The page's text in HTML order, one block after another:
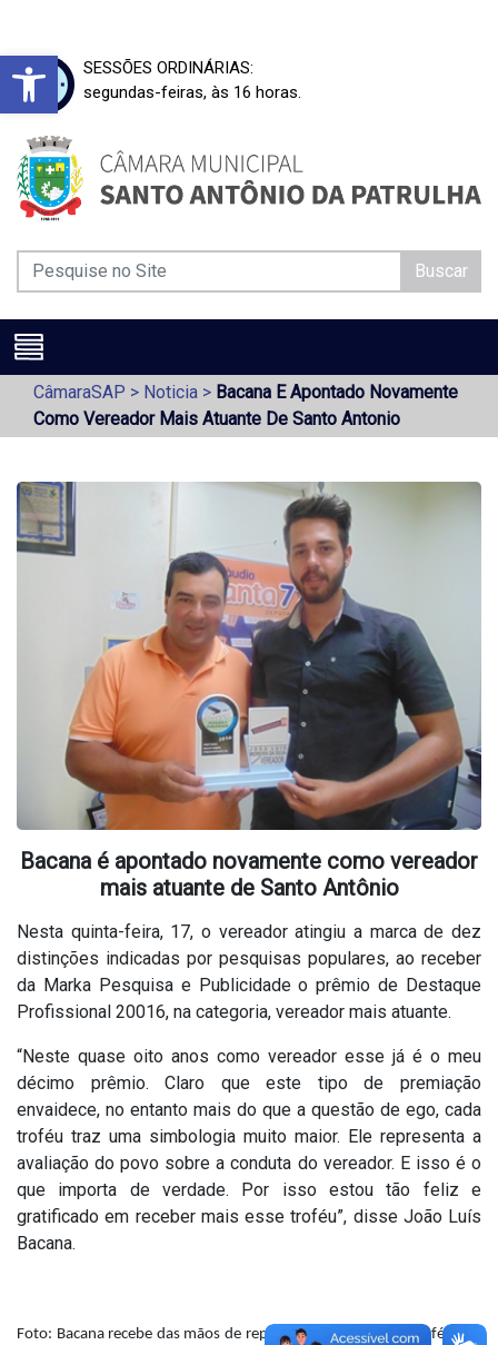
Barra de Ferramentas Aberta
SESSÕES ORDINÁRIAS:
segundas-feiras, às 16 horas.
Buscar
CâmaraSAP > Noticia > Bacana E Apontado Novamente
Como Vereador Mais Atuante De Santo Antonio
Bacana é apontado novamente como vereador
mais atuante de Santo Antônio
Nesta quinta-feira, 17, o vereador atingiu a marca de dez
distinções indicadas por pesquisas populares, ao receber
da Marka Pesquisa e Publicidade o prêmio de Destaque
Profissional 20016, na categoria, vereador mais atuante.
“Neste quase oito anos como vereador esse já é o meu
décimo prêmio. Claro que este tipo de premiação
envaidece, no entanto mais do que a questão de ego, cada
troféu traz uma simbologia muito maior. Ele representa a
avaliação do povo sobre a conduta do vereador. E isso é o
que importa de verdade. Por isso estou tão feliz e
gratificado em receber mais esse troféu”, disse João Luís
Bacana.
Foto: Bacana recebe das mãos de representante da Marka troféu por